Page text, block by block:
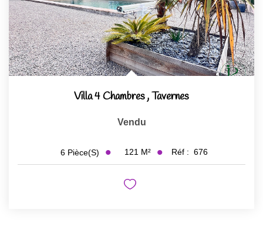
Villa 4 Chambres,Tavernes
Vendu
6 Pièce(s) 121 M² Réf : 676